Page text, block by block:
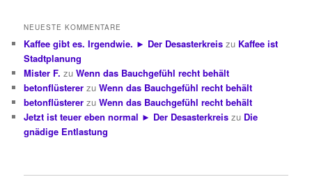
NEUESTE KOMMENTARE
Kaffee gibt es. Irgendwie. ► Der Desasterkreis zu Kaffee ist
Stadtplanung
Mister F. zuWenn das Bauchgefühl recht behält
betonflüsterer zuWenn das Bauchgefühl recht behält
betonflüsterer zuWenn das Bauchgefühl recht behält
Jetzt ist teuer eben normal ► Der Desasterkreis zu Die
gnädige Entlastung